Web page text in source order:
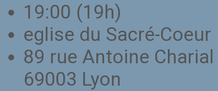
19:00 (19h)
eglise du Sacré-Coeur
89 rue Antoine Charial
69003 Lyon